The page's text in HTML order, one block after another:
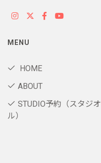
MENU
HOME
ABOUT
STUDIO予約（スタジオ
ル）